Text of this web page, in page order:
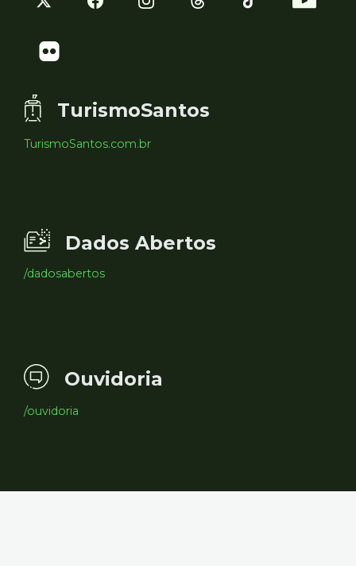
TurismoSantos
TurismoSantos.com.br
Dados Abertos
/dadosabertos
Ouvidoria
/ouvidoria